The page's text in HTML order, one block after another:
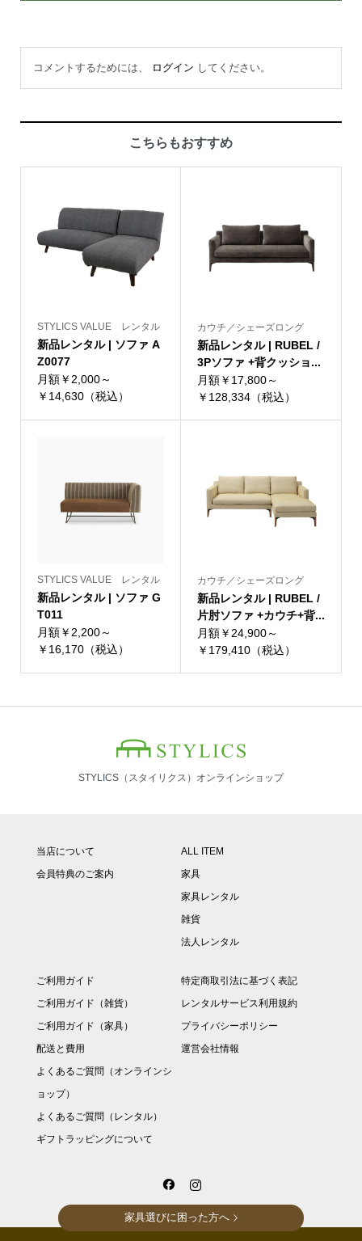
家具選びに困った方へ
コメントするためには、 ログイン してください。
こちらもおすすめ
STYLICS VALUE レンタル
新品レンタル | ソファ A
Z0077
月額￥2,000～
￥14,630（税込）
カウチ／シェーズロング
新品レンタル | RUBEL /
3Pソファ +背クッショ...
月額￥17,800～
￥128,334（税込）
STYLICS VALUE レンタル
新品レンタル | ソファ G
T011
月額￥2,200～
￥16,170（税込）
カウチ／シェーズロング
新品レンタル | RUBEL /
片肘ソファ +カウチ+背...
月額￥24,900～
￥179,410（税込）
STYLICS（スタイリクス）オンラインショップ
当店について
会員特典のご案内
ALL ITEM
家具
家具レンタル
雑貨
法人レンタル
ご利用ガイド
ご利用ガイド（雑貨）
ご利用ガイド（家具）
配送と費用
よくあるご質問（オンラインシ
ョップ）
よくあるご質問（レンタル）
ギフトラッピングについて
特定商取引法に基づく表記
レンタルサービス利用規約
プライバシーポリシー
運営会社情報